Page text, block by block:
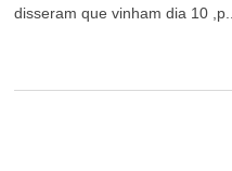
disseram que vinham dia 10 ,p...